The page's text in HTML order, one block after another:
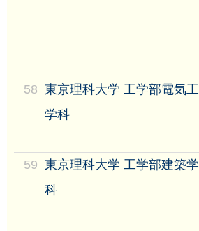
58 東京理科大学 工学部電気工
学科
59 東京理科大学 工学部建築学
科